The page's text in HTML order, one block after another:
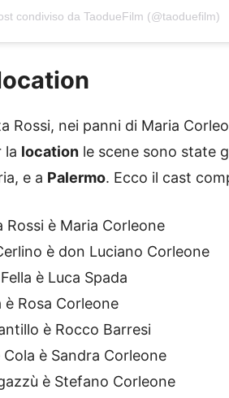
condiviso da TaodueFilm (@taoduefilm)
Rossi, nei panni di Maria
la location le scene sono state
e a Palermo. Ecco il cast
Rossi è Maria Corleone
è don Luciano Corleone
è Luca Spada
è Rosa Corleone
è Rocco Barresi
Cola è Sandra Corleone
è Stefano Corleone